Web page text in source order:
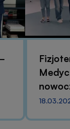
Ciebie!